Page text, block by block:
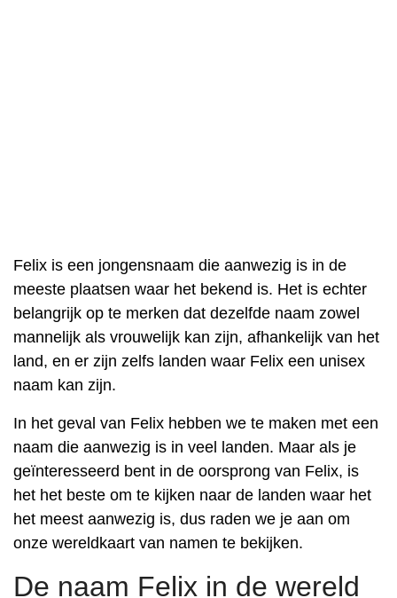
Felix is een jongensnaam die aanwezig is in de
meeste plaatsen waar het bekend is. Het is echter
belangrijk op te merken dat dezelfde naam zowel
mannelijk als vrouwelijk kan zijn, afhankelijk van het
land, en er zijn zelfs landen waar Felix een unisex
naam kan zijn.
In het geval van Felix hebben we te maken met een
naam die aanwezig is in veel landen. Maar als je
geïnteresseerd bent in de oorsprong van Felix, is
het het beste om te kijken naar de landen waar het
het meest aanwezig is, dus raden we je aan om
onze wereldkaart van namen te bekijken.
De naam Felix in de wereld